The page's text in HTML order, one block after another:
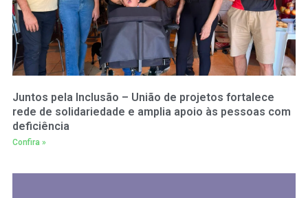
Juntos pela Inclusão – União de projetos fortalece
rede de solidariedade e amplia apoio às pessoas com
deficiência
Confira »